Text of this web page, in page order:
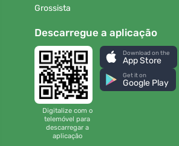
Grossista
Descarregue a aplicação
Digitalize com o
telemóvel para
descarregar a
aplicação
Download on the
App Store
Get it on
Google Play